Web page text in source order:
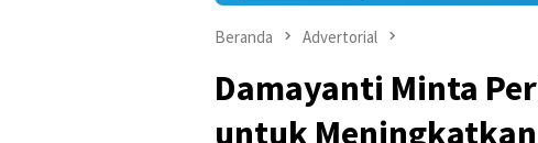
Beranda Advertorial
Damayanti Minta
untuk